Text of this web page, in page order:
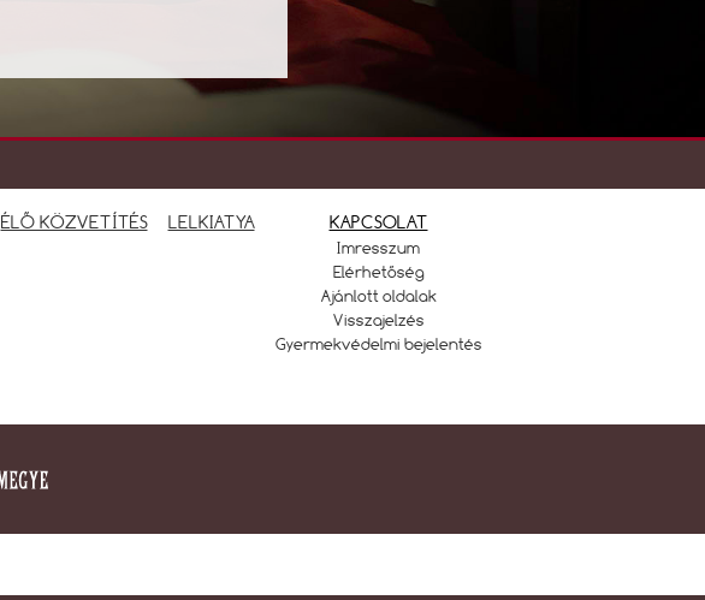
ÉLŐ KÖZVETÍTÉS LELKIATYA KAPCSOLAT
Imresszum
Elérhetőség
Ajánlott oldalak
Visszajelzés
Gyermekvédelmi bejelentés